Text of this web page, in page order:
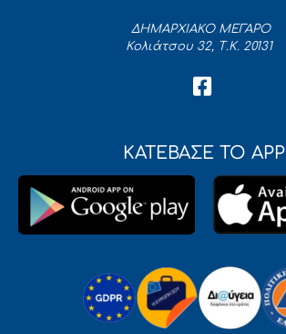
ΔΗΜΑΡΧΙΑΚΟ ΜΕΓΑΡΟ
Κολιάτσου 32, Τ.Κ. 20131
ΚΑΤΕΒΑΣΕ ΤΟ APP